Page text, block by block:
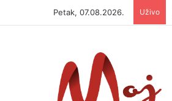
Petak, 07.08.2026. Uživo